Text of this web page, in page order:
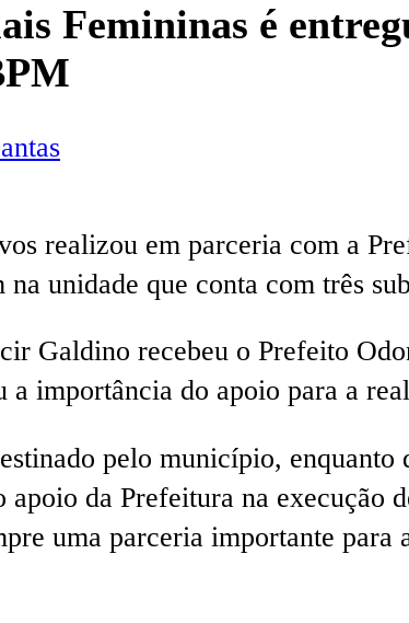
Femininas é
realizou em parceria com a
unidade que conta com três
Galdino recebeu o Prefeito
importância do apoio para a
pelo município, enquanto
da Prefeitura na execução
uma parceria importante para